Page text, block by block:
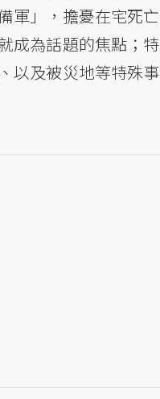
軍」，擔憂在宅死
成為話題的焦點；
以及被災地等特殊